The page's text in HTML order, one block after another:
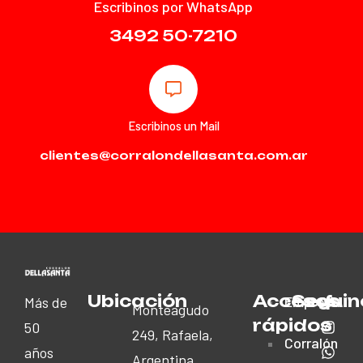
Escribinos por WhatsApp
3492 50-7210
Escribinos un Mail
clientes@corralondellasanta.com.ar
Más de
50
años
Ubicación
Monteagudo
249, Rafaela,
Accesos
rápidos
Empresa
Corralón